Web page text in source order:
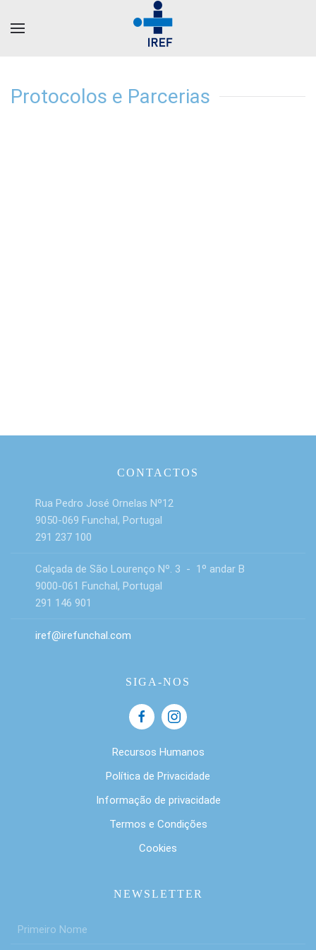
Protocolos e Parcerias
CONTACTOS
Rua Pedro José Ornelas Nº12
9050-069 Funchal, Portugal
291 237 100
Calçada de São Lourenço Nº. 3 - 1º andar B
9000-061 Funchal, Portugal
291 146 901
iref@irefunchal.com
SIGA-NOS
Recursos Humanos
Política de Privacidade
Informação de privacidade
Termos e Condições
Cookies
NEWSLETTER